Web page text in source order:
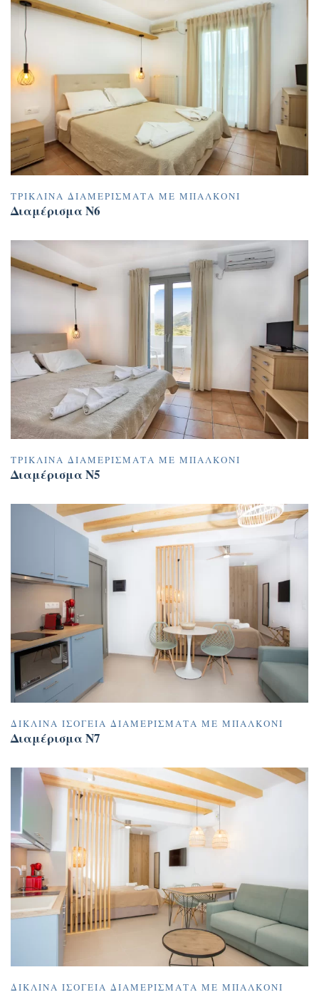
ΤΡΊΚΛΙΝΑ ΔΙΑΜΕΡΊΣΜΑΤΑ ΜΕ ΜΠΑΛΚΌΝΙ
Διαμέρισμα N6
ΤΡΊΚΛΙΝΑ ΔΙΑΜΕΡΊΣΜΑΤΑ ΜΕ ΜΠΑΛΚΌΝΙ
Διαμέρισμα N5
ΔΊΚΛΙΝΑ ΙΣΌΓΕΙΑ ΔΙΑΜΕΡΊΣΜΑΤΑ ΜΕ ΜΠΑΛΚΌΝΙ
Διαμέρισμα N7
ΔΊΚΛΙΝΑ ΙΣΌΓΕΙΑ ΔΙΑΜΕΡΊΣΜΑΤΑ ΜΕ ΜΠΑΛΚΌΝΙ